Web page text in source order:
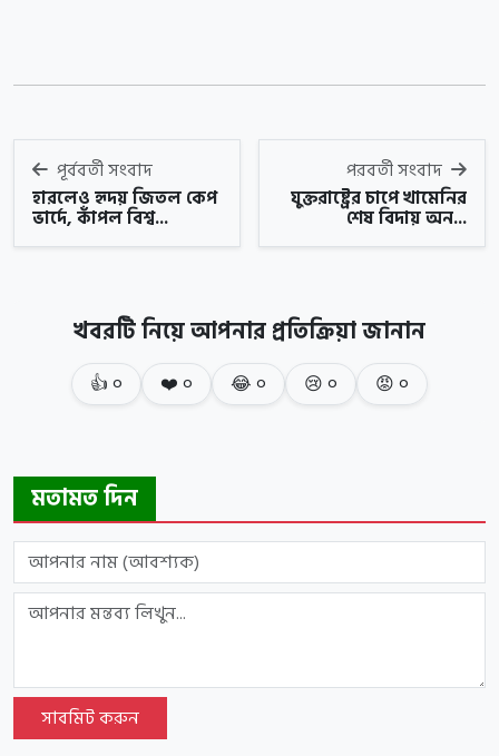
পূর্ববর্তী সংবাদ
হারলেও হৃদয় জিতল কেপ
ভার্দে, কাঁপল বিশ্ব...
পরবর্তী সংবাদ
যুক্তরাষ্ট্রের চাপে খামেনির
শেষ বিদায় অন...
খবরটি নিয়ে আপনার প্রতিক্রিয়া জানান
👍০ ❤️০ 😂০ 😢০ 😡০
মতামত দিন
সাবমিট করুন